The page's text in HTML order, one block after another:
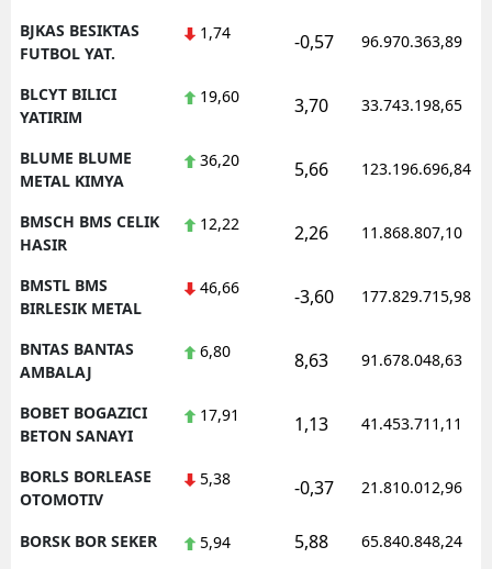
BJKAS BESIKTAS
FUTBOL YAT.
1,74 -0,57 96.970.363,89
BLCYT BILICI
YATIRIM
19,60 3,70 33.743.198,65
BLUME BLUME
METAL KIMYA
36,20 5,66 123.196.696,84
BMSCH BMS CELIK
HASIR
12,22 2,26 11.868.807,10
BMSTL BMS
BIRLESIK METAL
46,66 -3,60 177.829.715,98
BNTAS BANTAS
AMBALAJ
6,80 8,63 91.678.048,63
BOBET BOGAZICI
BETON SANAYI
17,91 1,13 41.453.711,11
BORLS BORLEASE
OTOMOTIV
5,38 -0,37 21.810.012,96
BORSK BOR SEKER 5,94 5,88 65.840.848,24